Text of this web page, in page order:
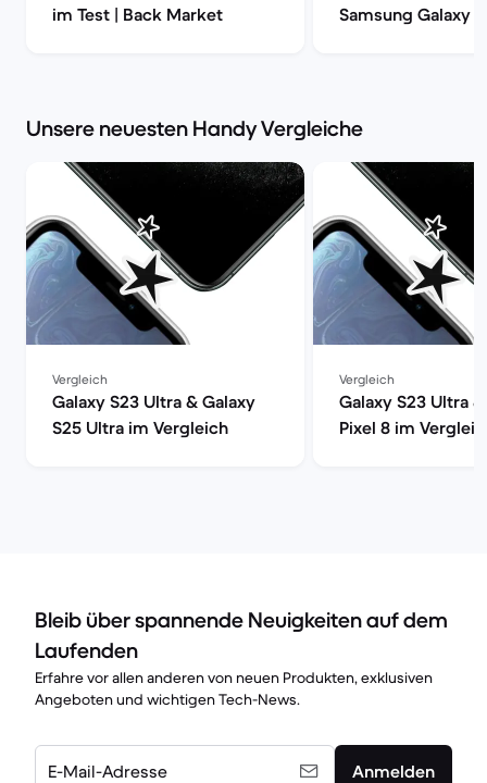
im Test | Back Market
Samsung Galaxy
Unsere neuesten Handy Vergleiche
Vergleich
Galaxy S23 Ultra & Galaxy
S25 Ultra im Vergleich
Vergleich
Galaxy S23 Ultra
Pixel 8 im
Bleib über spannende Neuigkeiten auf dem
Laufenden
Erfahre vor allen anderen von neuen Produkten, exklusiven
Angeboten und wichtigen Tech-News.
E-Mail-Adresse Anmelden